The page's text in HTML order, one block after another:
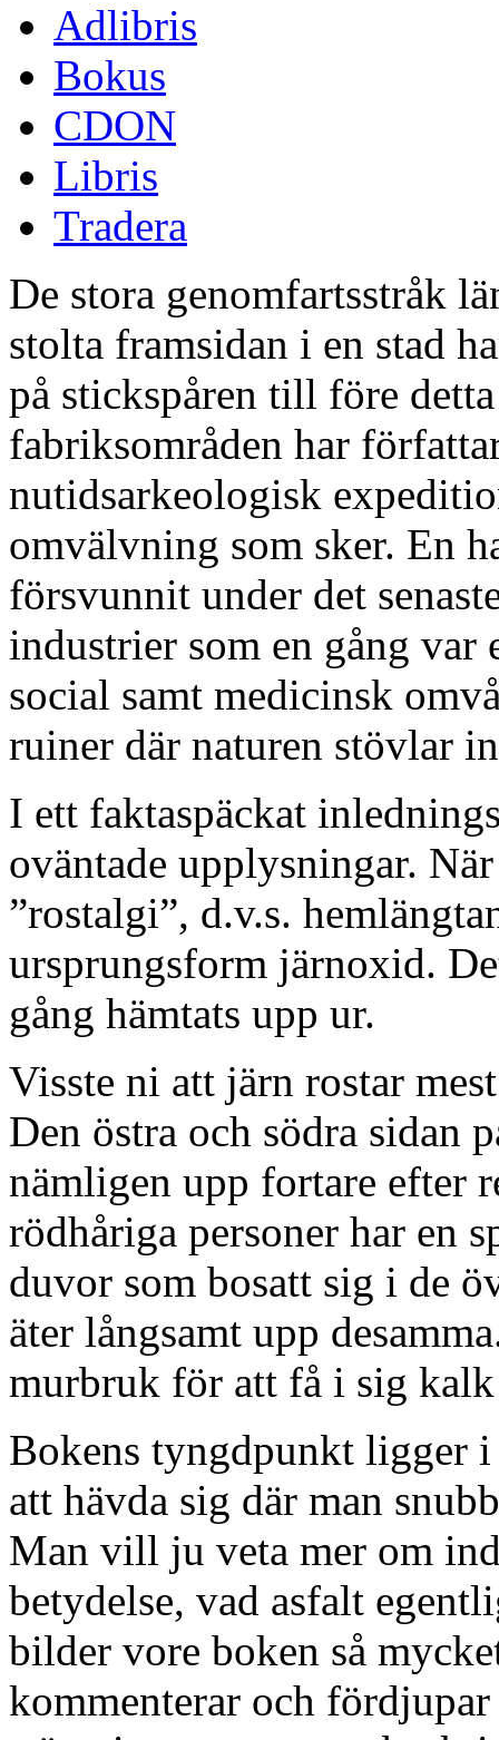
Adlibris
Bokus
CDON
Libris
Tradera
De stora genomfartsstråk
stolta framsidan i en stad
på stickspåren till före
fabriksområden har
nutidsarkeologisk
omvälvning som sker. En
försvunnit under det
industrier som en gång var
social samt medicinsk
ruiner där naturen stövlar
I ett faktaspäckat
oväntade upplysningar.
”rostalgi”, d.v.s.
ursprungsform järnoxid.
gång hämtats upp ur.
Visste ni att järn rostar
Den östra och södra sidan
nämligen upp fortare efter
rödhåriga personer har en
duvor som bosatt sig i de
äter långsamt upp
murbruk för att få i sig
Bokens tyngdpunkt ligger
att hävda sig där man
Man vill ju veta mer om
betydelse, vad asfalt
bilder vore boken så
kommenterar och